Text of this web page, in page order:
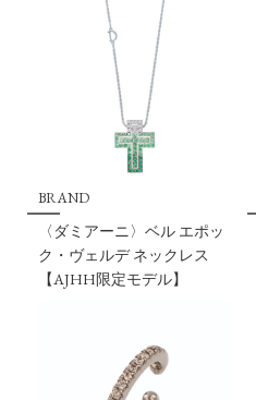
BRAND
〈ダミアーニ〉ベル エポッ
ク・ヴェルデ ネックレス
【AJHH限定モデル】